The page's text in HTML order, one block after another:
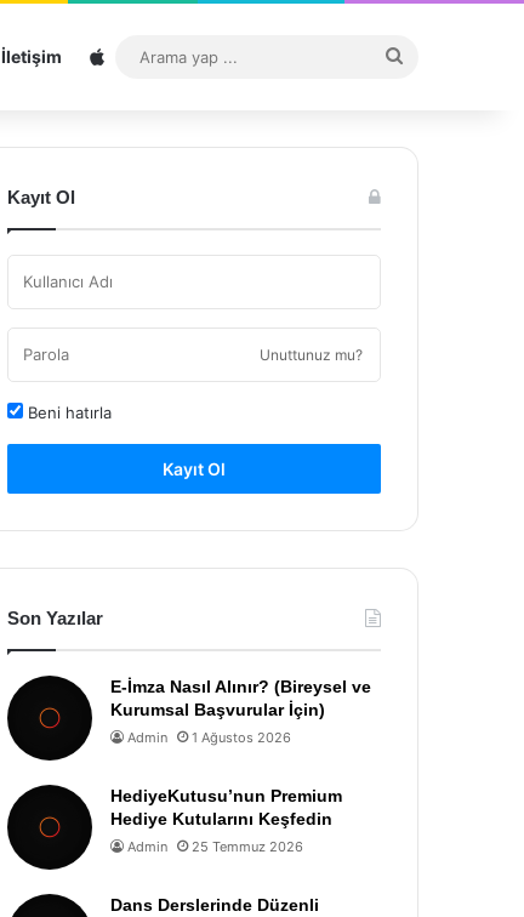
İletişim Sitemap
...
Kayıt Ol
Unuttunuz mu?
Beni hatırla
Kayıt Ol
Son Yazılar
E-İmza Nasıl Alınır? (Bireysel ve
Kurumsal Başvurular İçin)
Admin 1 Ağustos 2026
HediyeKutusu’nun Premium
Hediye Kutularını Keşfedin
Admin 25 Temmuz 2026
Dans Derslerinde Düzenli